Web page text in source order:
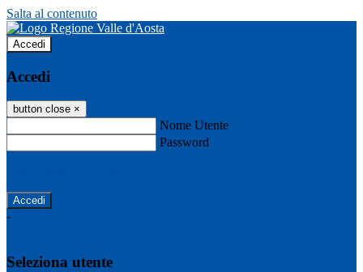
Salta al contenuto
Accedi
Accedi
button close ×
Nome Utente
Password
-
Seleziona utente